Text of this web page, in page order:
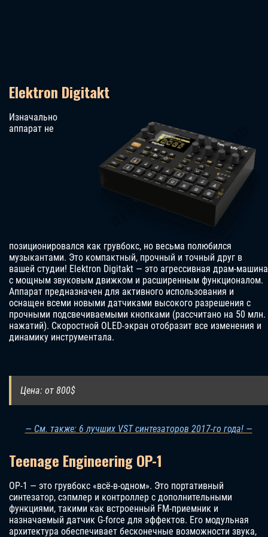
Elektron Digitakt
Изначально
аппарат не
позиционировался как грувбокс, но весьма полюбился
музыкантами. Это компактный, прочный и точный друг в
вашей студии! Elektron Digitakt — это агрессивная драм-машина
с мощным звуковым движком и расширенным функционалом.
Аппарат предназначен для активного использования и
оснащен всеми новыми датчиками высокого разрешения с
прочными подсвечиваемыми кнопками (рассчитано на 50 млн.
нажатий). Скоростной OLED-экран отобразит все изменения и
динамику инструментала.
Цена: от 800$
— См. также: 6 лучших VST синтезаторов 2017-го года! —
Teenage Engineering OP-1
OP-1 — это грувбокс «всё-в-одном». Это портативный
синтезатор, сэпмлер и контроллер с дополнительными
функциями, такими как встроенный FM-приемник и
назначаемый датчик G-force для эффектов. Его модульная
архитектура обеспечивает бесконечные возможности звука,